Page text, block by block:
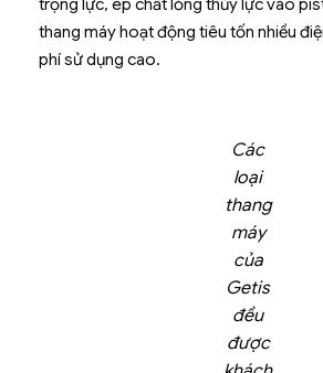
trọng lực, ép chất lỏng thủy lực vào
thang máy hoạt động tiêu tốn nhiều
phí sử dụng cao.
Các
loại
thang
máy
của
Getis
đều
được